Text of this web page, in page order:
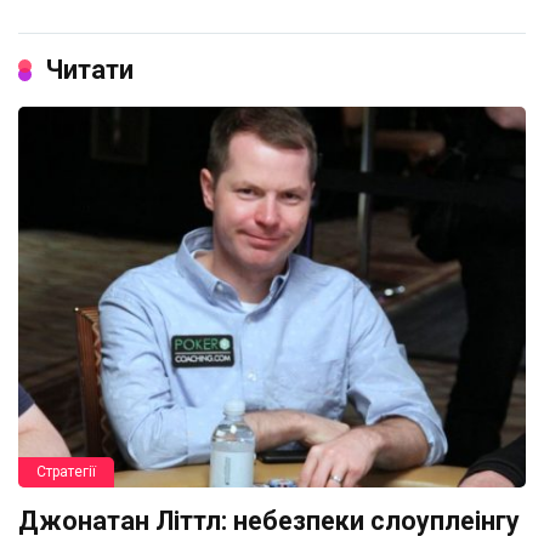
Читати
Стратегії
Джонатан Літтл: небезпеки слоуплеінгу